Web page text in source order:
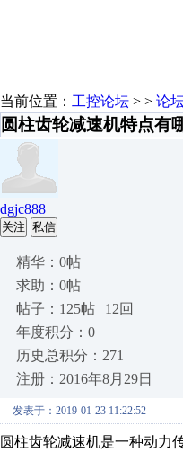
当前位置： 工控论坛 > > 论
圆柱齿轮减速机特点有
dgjc888
关注 私信
精华：0帖
求助：0帖
帖子：125帖 | 12回
年度积分：0
历史总积分：271
注册：2016年8月29日
发表于：2019-01-23 11:22:52
圆柱齿轮减速机是一种动力